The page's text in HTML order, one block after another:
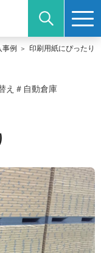
事例 印刷用紙にぴったり
え ＃自動倉庫